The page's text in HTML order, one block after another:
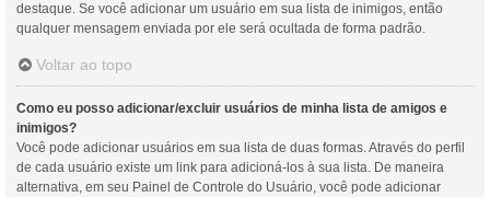
destaque. Se você adicionar um usuário em sua lista de inimigos, então
qualquer mensagem enviada por ele será ocultada de forma padrão.
Voltar ao topo
Como eu posso adicionar/excluir usuários de minha lista de amigos e
inimigos?
Você pode adicionar usuários em sua lista de duas formas. Através do perfil
de cada usuário existe um link para adicioná-los à sua lista. De maneira
alternativa, em seu Painel de Controle do Usuário, você pode adicionar